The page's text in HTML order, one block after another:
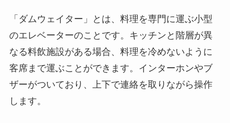
「ダムウェイター」とは、料理を専門に運ぶ小型
のエレベーターのことです。キッチンと階層が異
なる料飲施設がある場合、料理を冷めないように
客席まで運ぶことができます。インターホンやブ
ザーがついており、上下で連絡を取りながら操作
します。